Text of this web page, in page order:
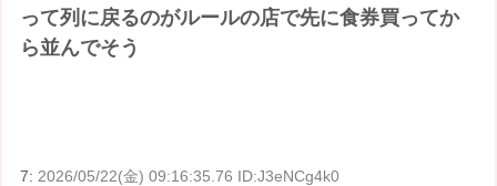
って列に戻るのがルールの店で先に食券買ってか
ら並んでそう
7: 2026/05/22(金) 09:16:35.76 ID:J3eNCg4k0